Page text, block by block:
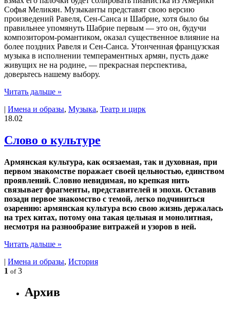
Софья Меликян. Музыканты представят свою версию
произведений Равеля, Сен-Санса и Шабрие, хотя было бы
правильнее упомянуть Шабрие первым — это он, будучи
композитором-романтиком, оказал существенное влияние на
более поздних Равеля и Сен-Санса. Утонченная французская
музыка в исполнении темпераментных армян, пусть даже
живущих не на родине, — прекрасная перспектива,
доверьтесь нашему выбору.
Читать дальше »
| Имена и образы, Музыка, Театр и цирк
18.02
Слово о культуре
Армянская культура, как осязаемая, так и духовная, при
первом знакомстве поражает своей цельностью, единством
проявлений. Словно невидимая, но крепкая нить
связывает фрагменты, представителей и эпохи. Оставив
позади первое знакомство с темой, легко подчиниться
озарению: армянская культура всю свою жизнь держалась
на трех китах, потому она такая цельная и монолитная,
несмотря на разнообразие витражей и узоров в ней.
Читать дальше »
| Имена и образы, История
1 of3
Архив